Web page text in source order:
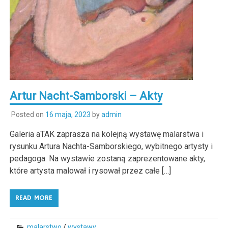
Artur Nacht-Samborski – Akty
Posted on 16 maja, 2023 byadmin
Galeria aTAK zaprasza na kolejną wystawę malarstwa i
rysunku Artura Nachta-Samborskiego, wybitnego artysty i
pedagoga. Na wystawie zostaną zaprezentowane akty,
które artysta malował i rysował przez całe […]
READ MORE